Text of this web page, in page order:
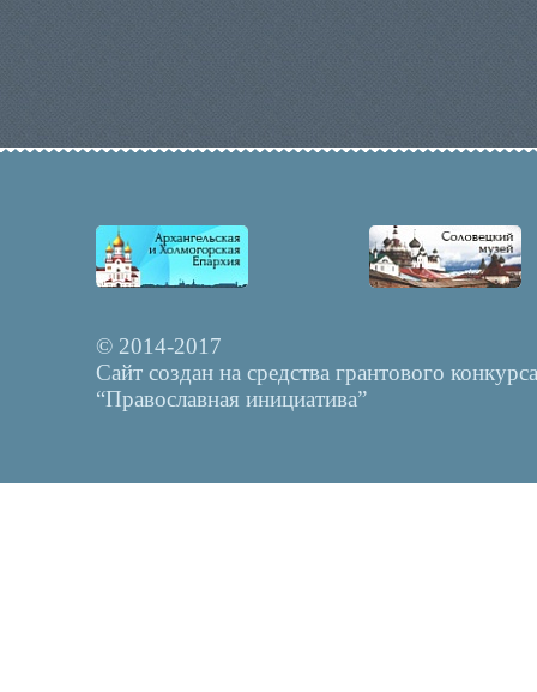
© 2014-2017
Сайт создан на средства грантового конкурса
“Православная инициатива”